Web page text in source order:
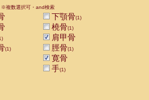
※複数選択可・and検索
下顎骨(1)
橈骨(1)
肩甲骨
(1) 脛骨(1)
寛骨
手(1)